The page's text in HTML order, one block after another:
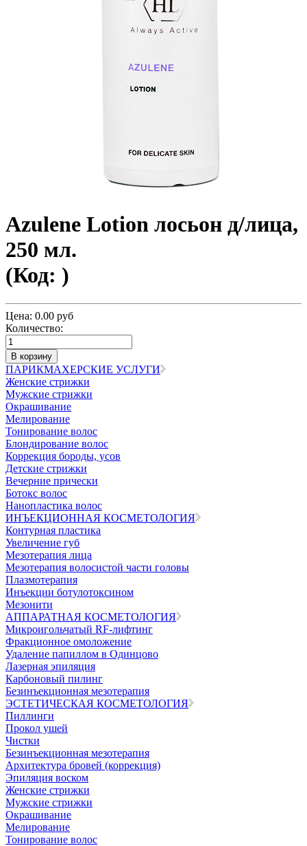
Azulene Lotion лосьон д/лица,
250 мл.
(Код: )
Цена: 0.00 руб
Количество:
ПАРИКМАХЕРСКИЕ УСЛУГИ
Женские стрижки
Мужские стрижки
Окрашивание
Мелирование
Тонирование волос
Блондирование волос
Коррекция бороды, усов
Детские стрижки
Вечерние прически
Ботокс волос
Нанопластика волос
ИНЪЕКЦИОННАЯ КОСМЕТОЛОГИЯ
Контурная пластика
Увеличение губ
Мезотерапия лица
Мезотерапия волосистой части головы
Плазмотерапия
Инъекции ботулотоксином
Мезонити
АППАРАТНАЯ КОСМЕТОЛОГИЯ
Микроигольчатый RF-лифтинг
Фракционное омоложение
Удаление папиллом в Одинцово
Лазерная эпиляция
Карбоновый пилинг
Безинъекционная мезотерапия
ЭСТЕТИЧЕСКАЯ КОСМЕТОЛОГИЯ
Пиллинги
Прокол ушей
Чистки
Безинъeкционная мезотерапия
Архитектура бровей (коррекция)
Эпиляция воском
Женские стрижки
Мужские стрижки
Окрашивание
Мелирование
Тонирование волос